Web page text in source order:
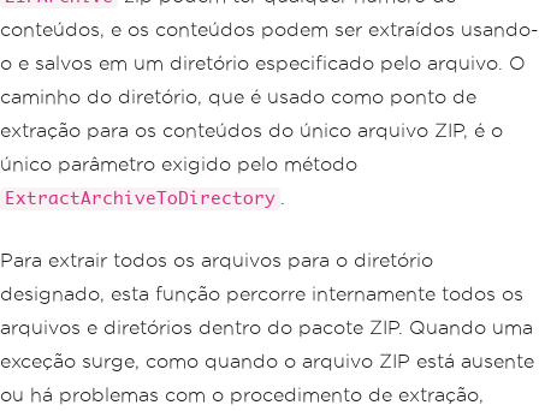
// Save the uploaded f
ile to the specified filepath
w
FileStream(filepath + file .FileName,
FileMode.Create))
                    file
.CopyToAsync
tream);
// Extract the ZIP arc
hive to the specified directory
@"C:\temp\extracted";
IronZipArchive. Extract
eName, extractfile);
conteúdos, e os conteúdos podem ser extraídos usando-
o e salvos em um diretório especificado pelo arquivo. O
caminho do diretório, que é usado como ponto de
extração para os conteúdos do único arquivo ZIP, é o
único parâmetro exigido pelo método
ExtractArchiveToDirectory
Para extrair todos os arquivos para o diretório
designado, esta função percorre internamente todos os
arquivos e diretórios dentro do pacote ZIP. Quando uma
exceção surge, como quando o arquivo ZIP está ausente
ou há problemas com o procedimento de extração,